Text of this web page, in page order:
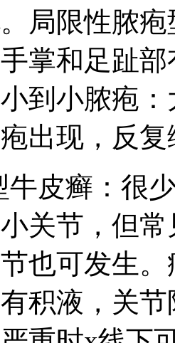
局限性脓
掌和足趾
到小脓疱
出现，反
牛皮癣：很
关节，但
也可发生
积液，关